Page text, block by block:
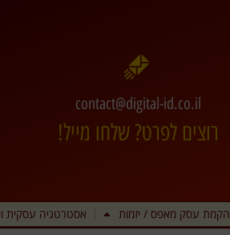
contact@digital-id.co.il
רוצים לפרט? שלחו מייל!
הקמת עסק מאפס / יזמות אסטרטגיה עסקית